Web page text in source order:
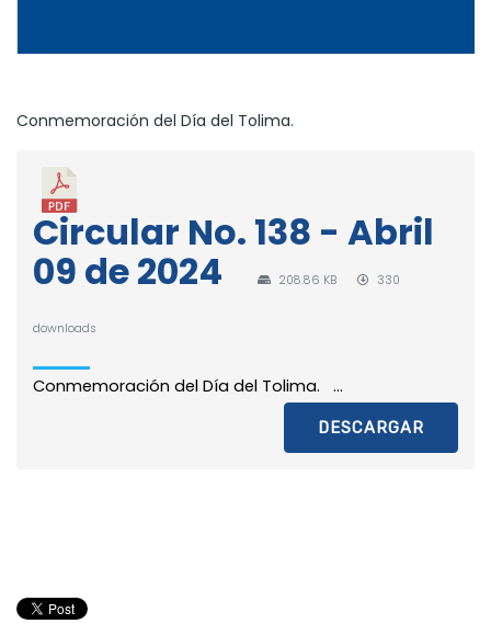
Conmemoración del Día del Tolima.
Circular No. 138 - Abril
09 de 2024
208.86 KB 330
downloads
Conmemoración del Día del Tolima. ...
DESCARGAR